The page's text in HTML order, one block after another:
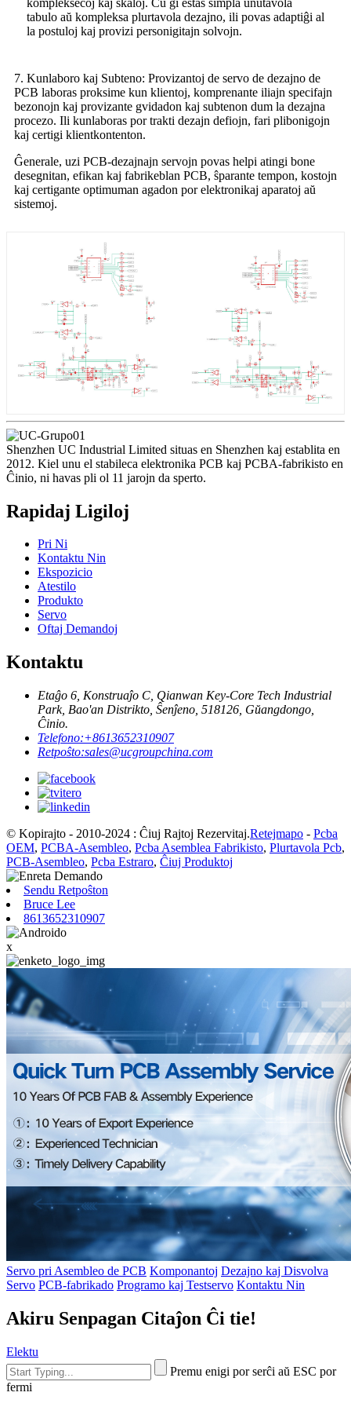
kompleksecoj kaj skaloj. Ĉu ĝi estas simpla unutavola
tabulo aŭ kompleksa plurtavola dezajno, ili povas adaptiĝi al
la postuloj kaj provizi personigitajn solvojn.
7. Kunlaboro kaj Subteno: Provizantoj de servo de dezajno de
PCB laboras proksime kun klientoj, komprenante iliajn specifajn
bezonojn kaj provizante gvidadon kaj subtenon dum la dezajna
procezo. Ili kunlaboras por trakti dezajn defiojn, fari plibonigojn
kaj certigi klientkontenton.
Ĝenerale, uzi PCB-dezajnajn servojn povas helpi atingi bone
desegnitan, efikan kaj fabrikeblan PCB, ŝparante tempon, kostojn
kaj certigante optimuman agadon por elektronikaj aparatoj aŭ
sistemoj.
Shenzhen UC Industrial Limited situas en Shenzhen kaj establita en
2012. Kiel unu el stabileca elektronika PCB kaj PCBA-fabrikisto en
Ĉinio, ni havas pli ol 11 jarojn da sperto.
Rapidaj Ligiloj
Pri Ni
Kontaktu Nin
Ekspozicio
Atestilo
Produkto
Servo
Oftaj Demandoj
Kontaktu
Etaĝo 6, Konstruaĵo C, Qianwan Key-Core Tech Industrial
Park, Bao'an Distrikto, Ŝenĵeno, 518126, Gŭangdongo,
Ĉinio.
Telefono:+8613652310907
Retpoŝto:sales@ucgroupchina.com
© Kopirajto - 2010-2024 : Ĉiuj Rajtoj Rezervitaj.Retejmapo - Pcba
OEM, PCBA-Asembleo, Pcba Asemblea Fabrikisto, Plurtavola Pcb,
PCB-Asembleo, Pcba Estraro, Ĉiuj Produktoj
Sendu Retpoŝton
Bruce Lee
8613652310907
x
Servo pri Asembleo de PCB Komponantoj Dezajno kaj Disvolva
Servo PCB-fabrikado Programo kaj Testservo Kontaktu Nin
Akiru Senpagan Citaĵon Ĉi tie!
Elektu
Premu enigi por serĉi aŭ ESC por
fermi